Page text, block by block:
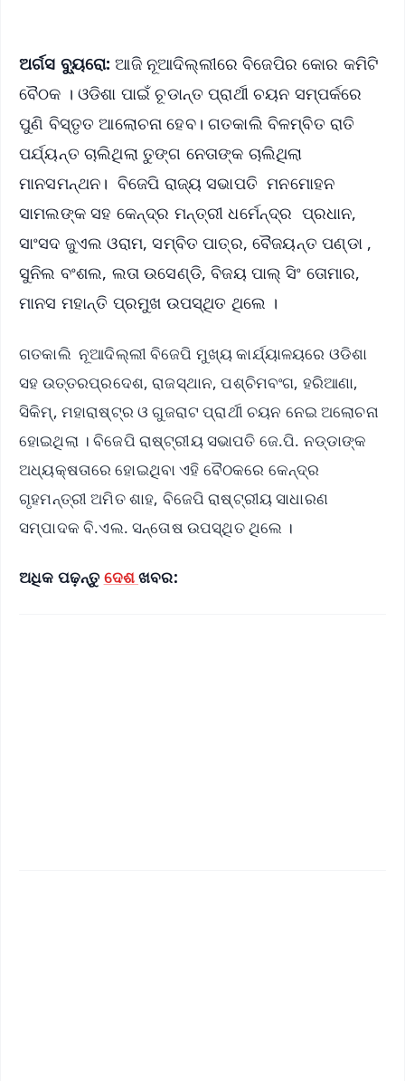
ଅର୍ଗସ ବ୍ୟୁରୋ: ଆଜି ନୂଆଦିଲ୍ଲୀରେ ବିଜେପିର କୋର କମିଟି
ବୈଠକ । ଓଡିଶା ପାଇଁ ଚୂଡାନ୍ତ ପ୍ରାର୍ଥୀ ଚୟନ ସମ୍ପର୍କରେ
ପୁଣି ବିସ୍ତୃତ ଆଲୋଚନା ହେବ। ଗତକାଲି ବିଳମ୍ବିତ ରାତି
ପର୍ଯ୍ୟନ୍ତ ଚାଲିଥିଲା ତୁଙ୍ଗ ନେତାଙ୍କ ଚାଲିଥିଲା
ମାନସମନ୍ଥନ। ବିଜେପି ରାଜ୍ୟ ସଭାପତି ମନମୋହନ
ସାମଲଙ୍କ ସହ କେନ୍ଦ୍ର ମନ୍ତ୍ରୀ ଧର୍ମେନ୍ଦ୍ର ପ୍ରଧାନ,
ସାଂସଦ ଜୁଏଲ ଓରାମ, ସମ୍ବିତ ପାତ୍ର, ବୈଜୟନ୍ତ ପଣ୍ଡା ,
ସୁନିଲ ବଂଶଲ, ଲତା ଉସେଣ୍ଡି, ବିଜୟ ପାଲ୍ ସିଂ ତୋମାର,
ମାନସ ମହାନ୍ତି ପ୍ରମୁଖ ଉପସ୍ଥିତ ଥିଲେ ।
ଗତକାଲି ନୂଆଦିଲ୍ଲୀ ବିଜେପି ମୁଖ୍ୟ କାର୍ଯ୍ୟାଳୟରେ ଓଡିଶା
ସହ ଉତ୍ତରପ୍ରଦେଶ, ରାଜସ୍ଥାନ, ପଶ୍ଚିମବଂଗ, ହରିଆଣା,
ସିକିମ୍‍, ମହାରାଷ୍ଟ୍ର ଓ ଗୁଜରାଟ ପ୍ରାର୍ଥୀ ଚୟନ ନେଇ ଅଲୋଚନା
ହୋଇଥିଲା । ବିଜେପି ରାଷ୍ଟ୍ରୀୟ ସଭାପତି ଜେ.ପି. ନଡ୍ଡାଙ୍କ
ଅଧ୍ୟକ୍ଷତାରେ ହୋଇଥିବା ଏହି ବୈଠକରେ କେନ୍ଦ୍ର
ଗୃହମନ୍ତ୍ରୀ ଅମିତ ଶାହ, ବିଜେପି ରାଷ୍ଟ୍ରୀୟ ସାଧାରଣ
ସମ୍ପାଦକ ବି.ଏଲ. ସନ୍ତୋଷ ଉପସ୍ଥିତ ଥିଲେ ।
ଅଧିକ ପଢ଼ନ୍ତୁ ଦେଶଖବର: